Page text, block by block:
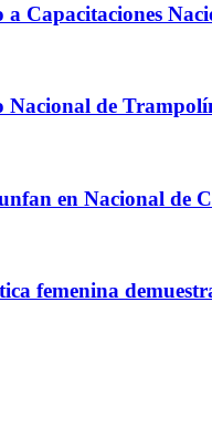
Capacitaciones
Nacional de
en Nacional de
femenina